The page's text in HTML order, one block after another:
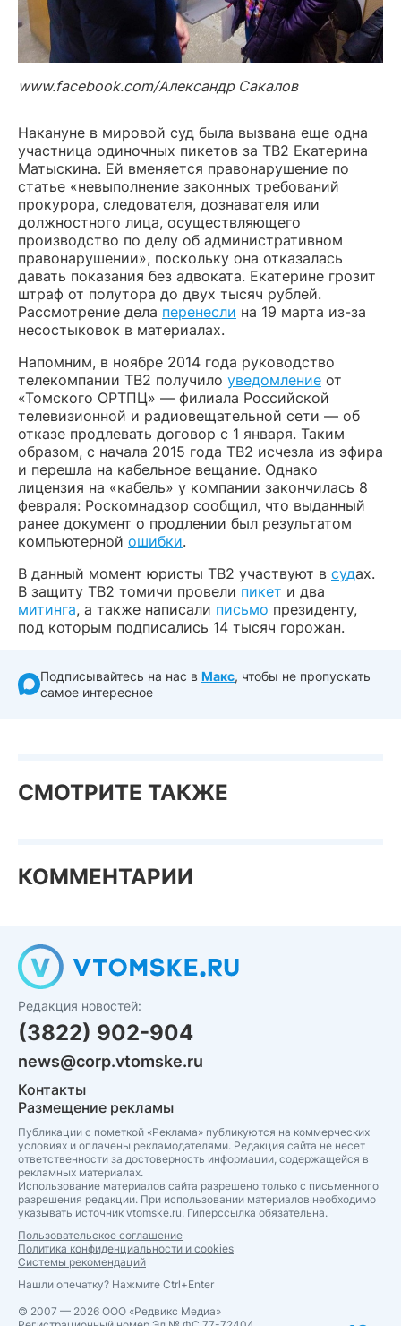
www.facebook.com/Александр Сакалов
Накануне в мировой суд была вызвана еще одна
участница одиночных пикетов за ТВ2 Екатерина
Матыскина. Ей вменяется правонарушение по
статье «невыполнение законных требований
прокурора, следователя, дознавателя или
должностного лица, осуществляющего
производство по делу об административном
правонарушении», поскольку она отказалась
давать показания без адвоката. Екатерине грозит
штраф от полутора до двух тысяч рублей.
Рассмотрение дела перенесли на 19 марта из-за
несостыковок в материалах.
Напомним, в ноябре 2014 года руководство
телекомпании ТВ2 получило уведомление от
«Томского ОРТПЦ» — филиала Российской
телевизионной и радиовещательной сети — об
отказе продлевать договор с 1 января. Таким
образом, с начала 2015 года ТВ2 исчезла из эфира
и перешла на кабельное вещание. Однако
лицензия на «кабель» у компании закончилась 8
февраля: Роскомнадзор сообщил, что выданный
ранее документ о продлении был результатом
компьютерной ошибки.
В данный момент юристы ТВ2 участвуют в судах.
В защиту ТВ2 томичи провели пикет и два
митинга, а также написали письмо президенту,
под которым подписались 14 тысяч горожан.
Подписывайтесь на нас в Макс, чтобы не пропускать
самое интересное
СМОТРИТЕ ТАКЖЕ
КОММЕНТАРИИ
Редакция новостей:
(3822) 902-904
news@corp.vtomske.ru
Контакты
Размещение рекламы
Публикации с пометкой «Реклама» публикуются на коммерческих
условиях и оплачены рекламодателями. Редакция сайта не несет
ответственности за достоверность информации, содержащейся в
рекламных материалах.
Использование материалов сайта разрешено только с письменного
разрешения редакции. При использовании материалов необходимо
указывать источник vtomske.ru. Гиперссылка обязательна.
Пользовательское соглашение
Политика конфиденциальности и cookies
Системы рекомендаций
Нашли опечатку? Нажмите Ctrl+Enter
© 2007 — 2026 ООО «Редвикс Медиа»